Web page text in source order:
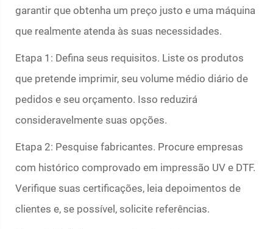
garantir que obtenha um preço justo e uma máquina
que realmente atenda às suas necessidades.
Etapa 1: Defina seus requisitos. Liste os produtos
que pretende imprimir, seu volume médio diário de
pedidos e seu orçamento. Isso reduzirá
consideravelmente suas opções.
Etapa 2: Pesquise fabricantes. Procure empresas
com histórico comprovado em impressão UV e DTF.
Verifique suas certificações, leia depoimentos de
clientes e, se possível, solicite referências.